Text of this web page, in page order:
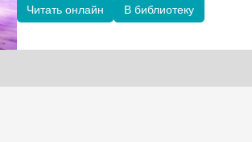
Читать онлайн В библиотеку